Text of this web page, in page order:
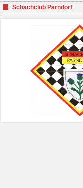
Schachclub Parndorf